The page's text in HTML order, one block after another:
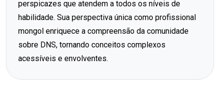
perspicazes que atendem a todos os níveis de
habilidade. Sua perspectiva única como profissional
mongol enriquece a compreensão da comunidade
sobre DNS, tornando conceitos complexos
acessíveis e envolventes.